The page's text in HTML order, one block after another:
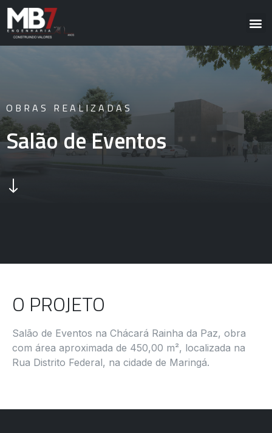
OBRAS REALIZADAS
Salão de Eventos
O PROJETO
Salão de Eventos na Chácará Rainha da Paz, obra
com área aproximada de 450,00 m², localizada na
Rua Distrito Federal, na cidade de Maringá.